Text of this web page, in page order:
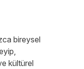
bireysel
kültürel